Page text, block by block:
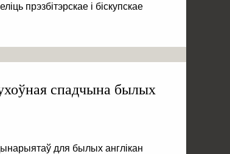
прэзбітэрскае і біскупскае
спадчына былых
для былых англікан